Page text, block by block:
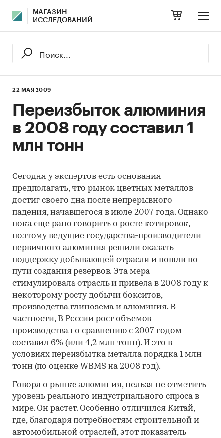
МАГАЗИН
ИССЛЕДОВАНИЙ
22 МАЯ 2009
Переизбыток алюминия
в 2008 году составил 1
млн тонн
Сегодня у экспертов есть основания
предполагать, что рынок цветных металлов
достиг своего дна после непрерывного
падения, начавшегося в июле 2007 года. Однако
пока еще рано говорить о росте котировок,
поэтому ведущие государства-производители
первичного алюминия решили оказать
поддержку добывающей отрасли и пошли по
пути создания резервов. Эта мера
стимулировала отрасль и привела в 2008 году к
некоторому росту добычи бокситов,
производства глинозема и алюминия. В
частности, В России рост объемов
производства по сравнению с 2007 годом
составил 6% (или 4,2 млн тонн). И это в
условиях переизбытка металла порядка 1 млн
тонн (по оценке WBMS на 2008 год).
Говоря о рынке алюминия, нельзя не отметить
уровень реального индустриального спроса в
мире. Он растет. Особенно отличился Китай,
где, благодаря потребностям строительной и
автомобильной отраслей, этот показатель